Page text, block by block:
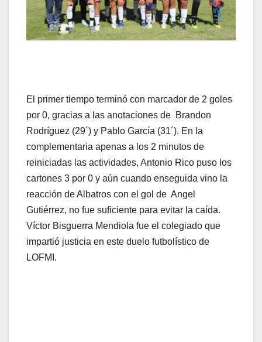
El primer tiempo terminó con marcador de 2 goles
por 0, gracias a las anotaciones de Brandon
Rodríguez (29´) y Pablo García (31´). En la
complementaria apenas a los 2 minutos de
reiniciadas las actividades, Antonio Rico puso los
cartones 3 por 0 y aún cuando enseguida vino la
reacción de Albatros con el gol de Angel
Gutiérrez, no fue suficiente para evitar la caída.
Víctor Bisguerra Mendiola fue el colegiado que
impartió justicia en este duelo futbolístico de
LOFMI.